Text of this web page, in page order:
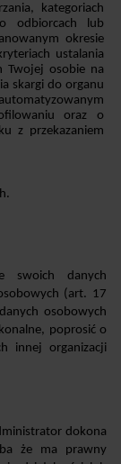
kategoriach
odbiorcach lub
okresie
ustalania
Twojej osobie na
skargi do organu
oraz o
z przekazaniem
swoich danych
(art. 17
osobowych
poprosić o
innej organizacji
dokona
że ma prawny